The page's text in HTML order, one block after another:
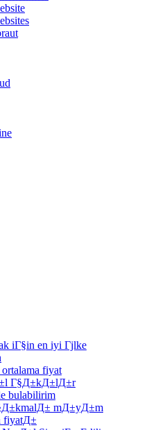
iГ§in en iyi Гјlke
fiyat
Г§Д±kД±lД±r
bulabilirim
mД±yД±m
fiyatД±